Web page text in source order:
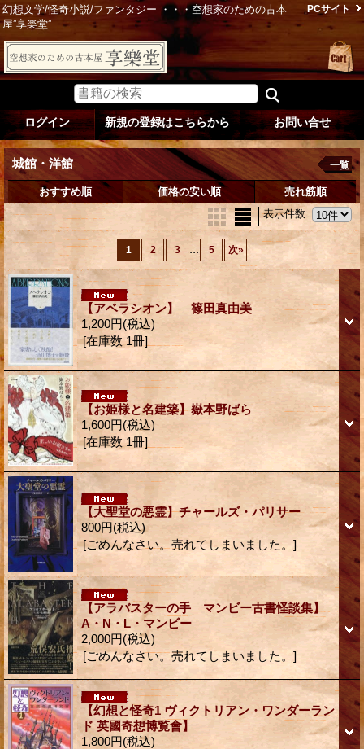
幻想文学/怪奇小説/ファンタジー ・・・空想家のための古本
屋”享楽堂”
PCサイト
ログイン 新規の登録はこちらから お問い合せ
城館・洋館 一覧
おすすめ順 価格の安い順
売れ筋順
表示件数:
1 2 3 ... 5 次»
【アベラシオン】 篠田真由美
1,200円(税込)
[在庫数 1冊]
【お姫様と名建築】嶽本野ばら
1,600円(税込)
[在庫数 1冊]
【大聖堂の悪霊】チャールズ・パリサー
800円(税込)
[ごめんなさい。売れてしまいました。]
【アラバスターの手 マンビー古書怪談集】
A・N・L・マンビー
2,000円(税込)
[ごめんなさい。売れてしまいました。]
【幻想と怪奇1 ヴィクトリアン・ワンダーラン
ド 英國奇想博覧會】
1,800円(税込)